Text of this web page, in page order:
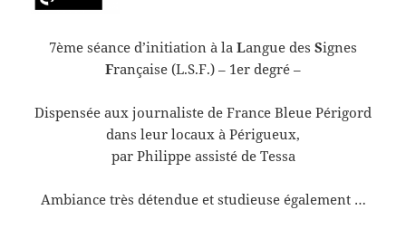
7ème séance d’initiation à la Langue des Signes
Française (L.S.F.) – 1er degré –
Dispensée aux journaliste de France Bleue Périgord
dans leur locaux à Périgueux,
par Philippe assisté de Tessa
Ambiance très détendue et studieuse également …